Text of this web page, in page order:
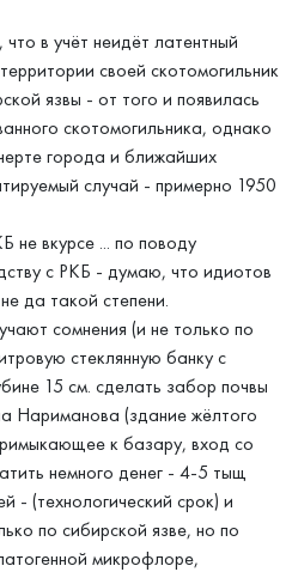
в учёт неидёт латентный
своей скотомогильник
язвы - от того и появилась
скотомогильника, однако
города и ближайших
случай - примерно 1950
не вкурсе ... по поводу
с РКБ - думаю, что идиотов
да такой степени.
сомнения (и не только по
стеклянную банку с
15 см. сделать забор почвы
Нариманова (здание жёлтого
к базару, вход со
немного денег - 4-5 тыщ
- (технологический срок) и
по сибирской язве, но по
микрофлоре,